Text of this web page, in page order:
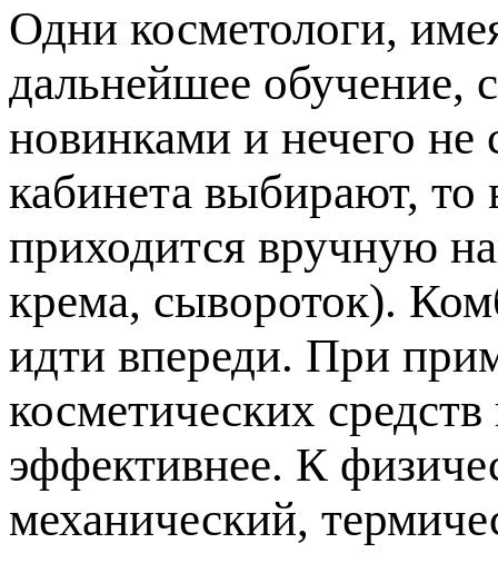
Одни косметологи,
дальнейшее обучение,
новинками и нечего
кабинета выбирают, то
приходится вручную
крема, сывороток).
идти впереди. При
косметических
эффективнее. К
механический,